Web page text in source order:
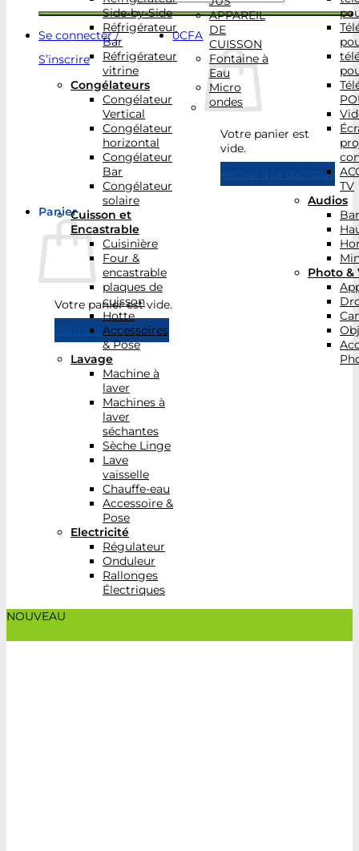
Se connecter /
S’inscrire
0CFA
Votre panier est
vide.
Retour à la boutique
Panier
Votre panier est vide.
Retour à la boutique
Side-by-Side
Réfrigérateur
Bar
Réfrigérateur
vitrine
Congélateurs
Congélateur
Vertical
Congélateur
horizontal
Congélateur
Bar
Congélateur
solaire
Cuisson et
Encastrable
Cuisinière
Four &
encastrable
plaques de
cuisson
Hotte
Accessoires
& Pose
Lavage
Machine à
laver
Machines à
laver
séchantes
Sèche Linge
Lave
vaisselle
Chauffe-eau
Accessoire &
Pose
Electricité
Régulateur
Onduleur
Rallonges
Électriques
APPAREIL
DE
CUISSON
Fontaine à
Eau
Micro
ondes
TV
Audios
Photo &
NOUVEAU